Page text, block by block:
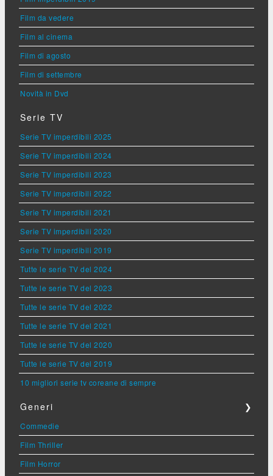
Film da vedere
Film al cinema
Film di agosto
Film di settembre
Novità in Dvd
Serie TV
Serie TV imperdibili 2025
Serie TV imperdibili 2024
Serie TV imperdibili 2023
Serie TV imperdibili 2022
Serie TV imperdibili 2021
Serie TV imperdibili 2020
Serie TV imperdibili 2019
Tutte le serie TV del 2024
Tutte le serie TV del 2023
Tutte le serie TV del 2022
Tutte le serie TV del 2021
Tutte le serie TV del 2020
Tutte le serie TV del 2019
10 migliori serie tv coreane di sempre
Generi ❯
Commedie
Film Thriller
Film Horror